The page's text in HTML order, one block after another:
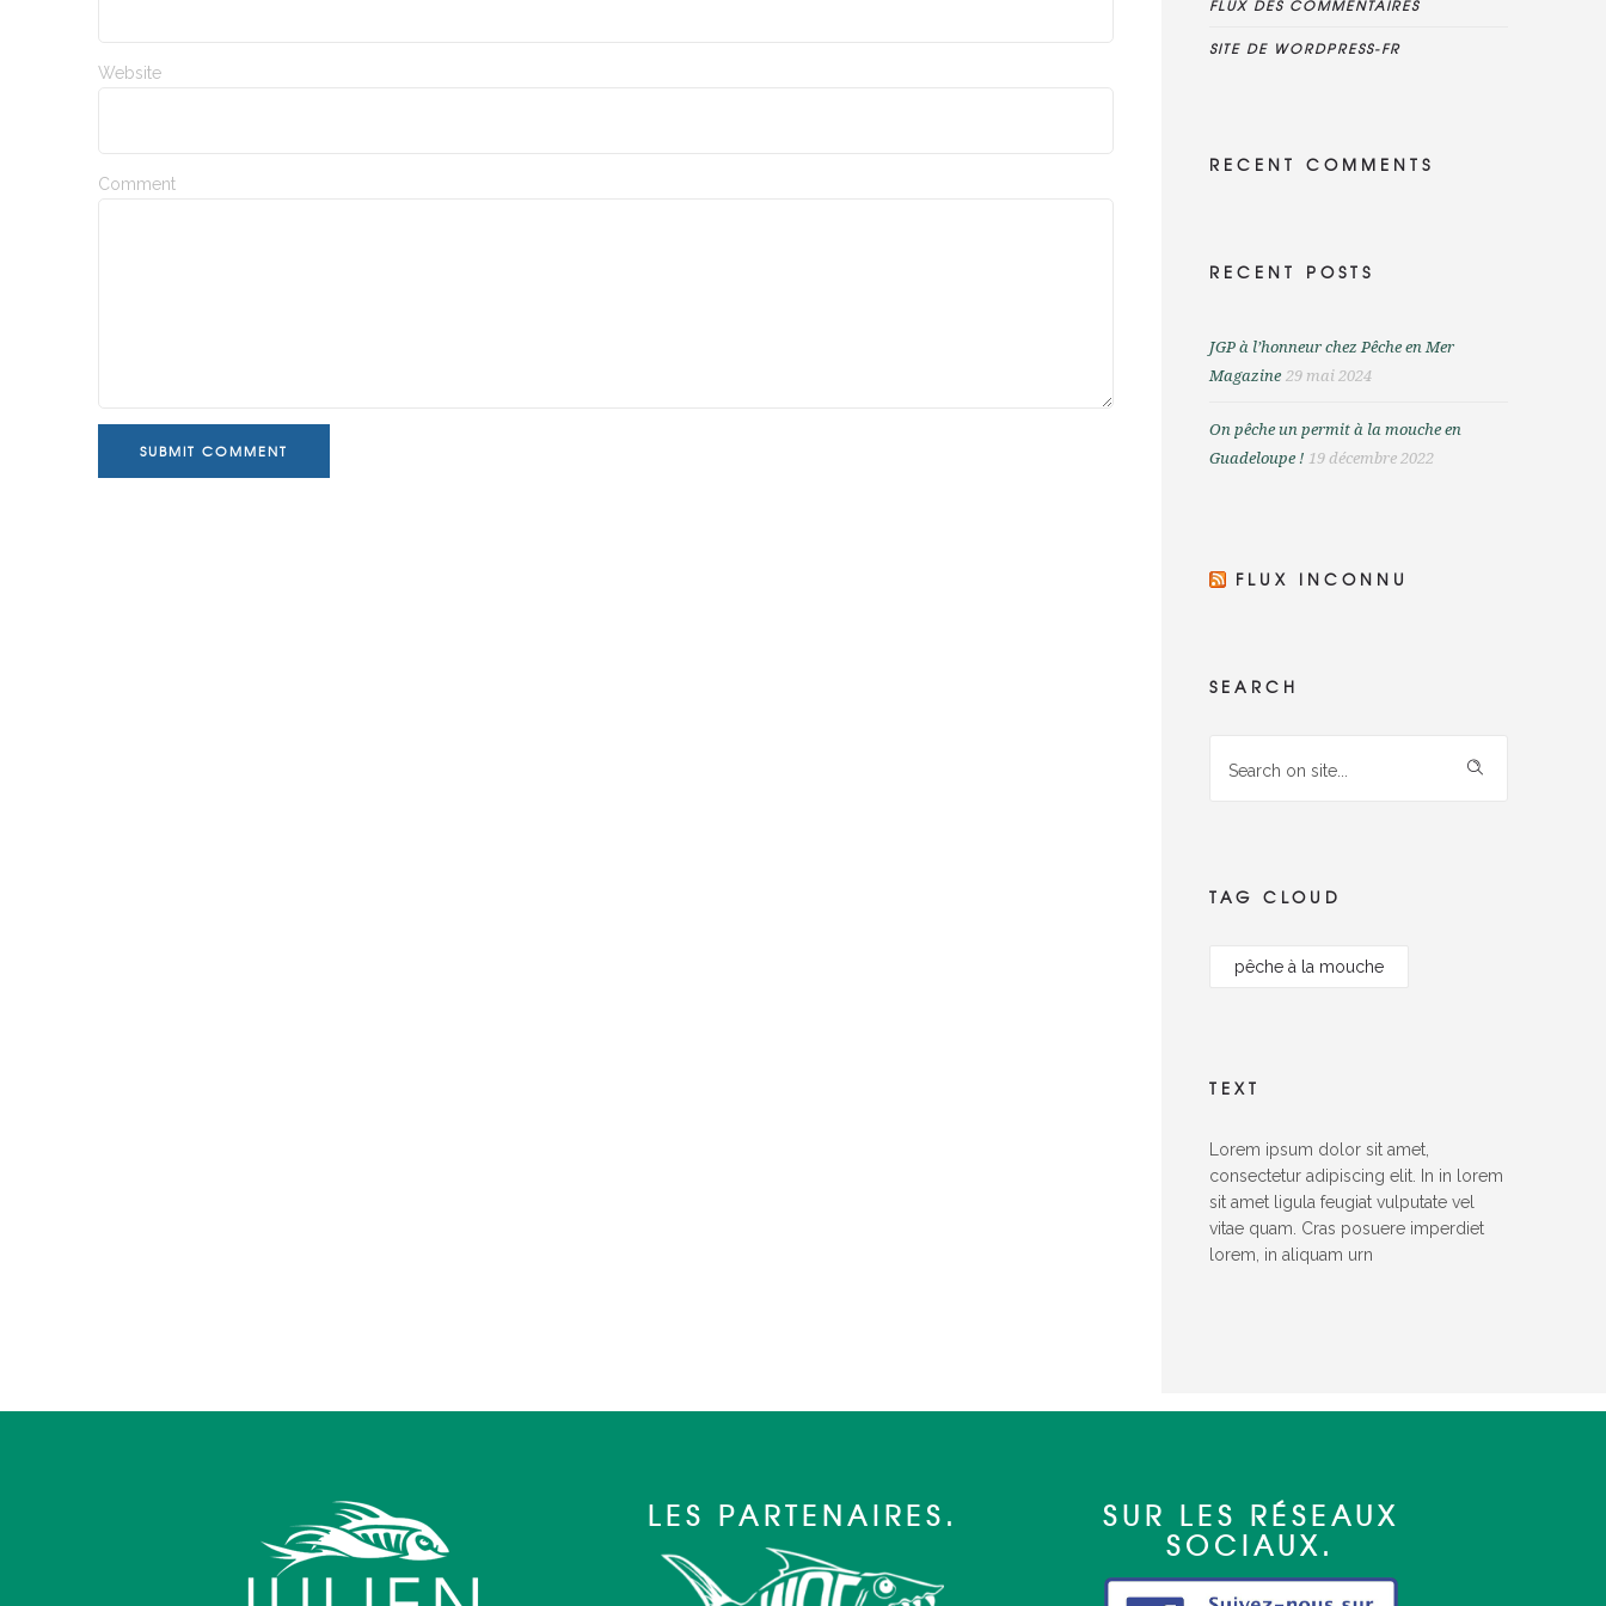
Website
Comment
SUBMIT COMMENT
FLUX DES COMMENTAIRES
SITE DE WORDPRESS-FR
RECENT COMMENTS
RECENT POSTS
JGP à l’honneur chez Pêche en Mer
Magazine 29 mai 2024
On pêche un permit à la mouche en
Guadeloupe ! 19 décembre 2022
FLUX INCONNU
SEARCH
TAG CLOUD
pêche à la mouche
TEXT
Lorem ipsum dolor sit amet,
consectetur adipiscing elit. In in lorem
sit amet ligula feugiat vulputate vel
vitae quam. Cras posuere imperdiet
lorem, in aliquam urn
LES PARTENAIRES. SUR LES RÉSEAUX
SOCIAUX.